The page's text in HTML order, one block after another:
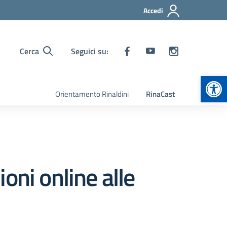
Accedi
Cerca Seguici su:
Orientamento Rinaldini RinaCast
online alle